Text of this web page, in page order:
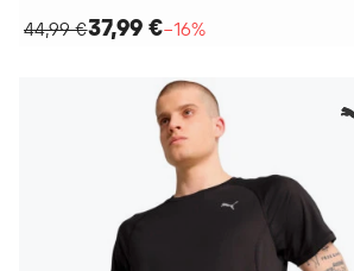
44,99 €37,99 €−16%